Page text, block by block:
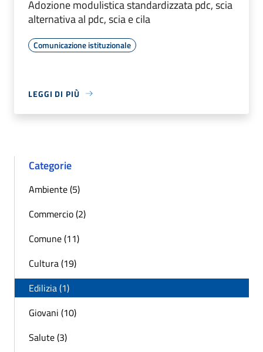
Adozione modulistica standardizzata pdc, scia
alternativa al pdc, scia e cila
Comunicazione istituzionale
LEGGI DI PIÙ
Categorie
Ambiente (5)
Commercio (2)
Comune (11)
Cultura (19)
Edilizia (1)
Giovani (10)
Salute (3)